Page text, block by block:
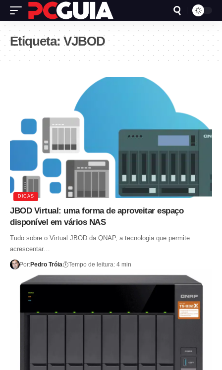
Etiqueta: VJBOD
DICAS
JBOD Virtual: uma forma de aproveitar espaço
disponível em vários NAS
Tudo sobre o Virtual JBOD da QNAP, a tecnologia que permite
acrescentar…
Por:Pedro Tróia Tempo de leitura: 4 min